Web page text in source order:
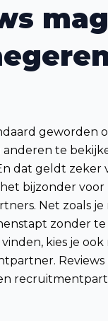
geworden
anderen te
dat geldt zeker
bijzonder voor
Net zoals je
zonder
kies je
Reviews